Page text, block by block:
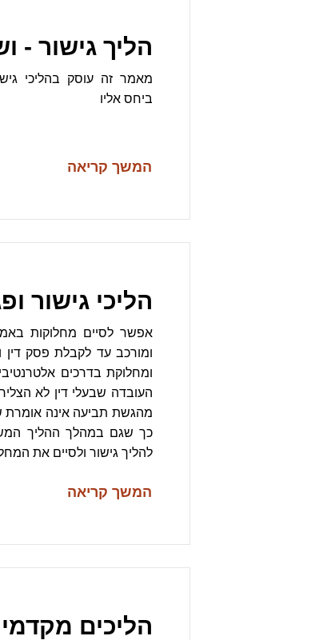
הליך גישור -
מאמר זה עוסק בהליכי
ביחס אליו
המשך קריאה
הליכי גישור
אפשר לסיים מחלוקות
ומורכב עד לקבלת פסק דין
ומחלוקת בדרכים
העובדה שבעלי דין לא
מהגשת תביעה אינה
כך שגם במהלך ההליך
להליך גישור ולסיים את
המשך קריאה
הליכים